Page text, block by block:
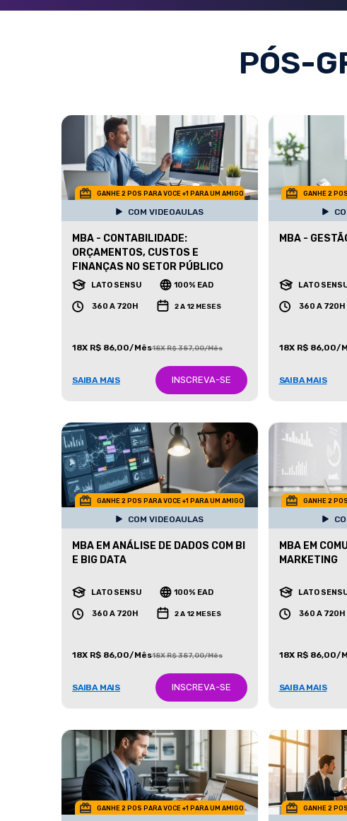
PÓS-
GANHE 2 POS PARA VOCE +1 PARA UM AMIGO
COM VIDEOAULAS
MBA - CONTABILIDADE:
ORÇAMENTOS, CUSTOS E
FINANÇAS NO SETOR PÚBLICO
LATO SENSU 100% EAD
360 A 720H 2 A 12 MESES
18X R$ 86,00/Mês18X R$ 387,00/Mês
SAIBA MAIS INSCREVA-SE
GANHE 2
MBA -
LATO
360 A 720H
18X R$ 86,00/
SAIBA MAIS
GANHE 2 POS PARA VOCE +1 PARA UM AMIGO
COM VIDEOAULAS
MBA EM ANÁLISE DE DADOS COM BI
E BIG DATA
LATO SENSU 100% EAD
360 A 720H 2 A 12 MESES
18X R$ 86,00/Mês18X R$ 387,00/Mês
SAIBA MAIS INSCREVA-SE
GANHE 2
MBA EM
MARKETING
LATO
360 A 720H
18X R$ 86,00/
SAIBA MAIS
GANHE 2 POS PARA VOCE +1 PARA UM AMIGO GANHE 2